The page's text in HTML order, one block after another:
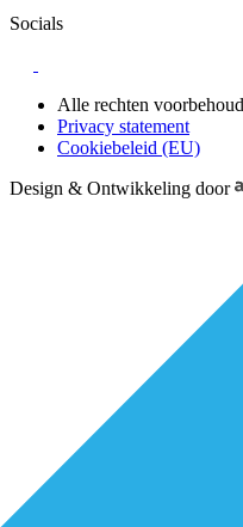
Socials
Alle rechten
Privacy statement
Cookiebeleid (EU)
Design & Ontwikkeling door